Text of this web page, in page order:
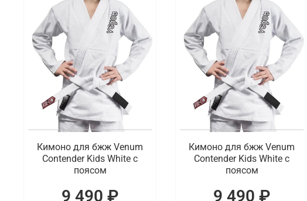
Кимоно для бжж Venum
Contender Kids White с
поясом
9 490 ₽
Кимоно для бжж Venum
Contender Kids White с
поясом
9 490 ₽